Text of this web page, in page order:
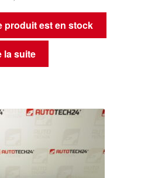
produit est en stock
la suite